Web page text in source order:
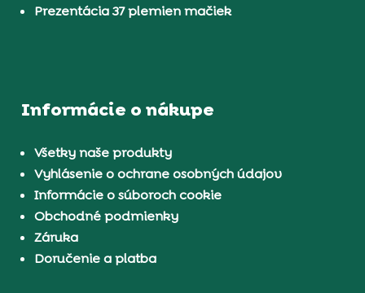
Prezentácia 37 plemien mačiek
Informácie o nákupe
Všetky naše produkty
Vyhlásenie o ochrane osobných údajov
Informácie o súboroch cookie
Obchodné podmienky
Záruka
Doručenie a platba